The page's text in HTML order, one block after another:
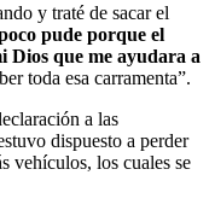
y traté de sacar el
pude porque el
Dios que me ayudara a
toda esa carramenta”.
a las
dispuesto a perder
vehículos, los cuales se